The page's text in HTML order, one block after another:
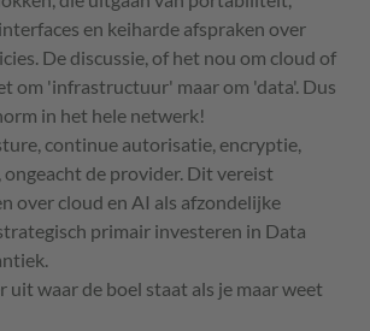
en keiharde afspraken over
De discussie, of het nou om cloud of
om 'infrastructuur' maar om 'data'. Dus
in het hele netwerk!
continue autorisatie, encryptie,
ongeacht de provider. Dit vereist
over cloud en AI als afzondelijke
primair investeren in Data
uit waar de boel staat als je maar weet